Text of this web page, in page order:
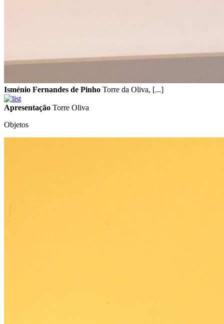
Isménio Fernandes de Pinho Torre da Oliva, [...]
Apresentação Torre Oliva
Objetos